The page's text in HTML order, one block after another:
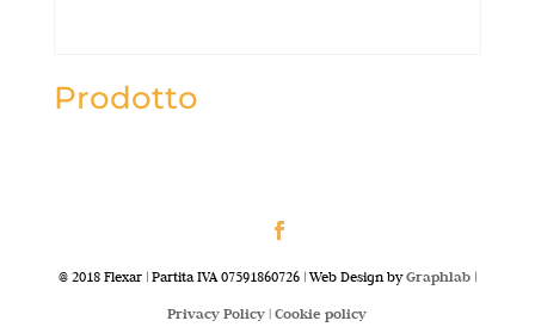
Prodotto
@ 2018 Flexar | Partita IVA 07591860726 | Web Design byGraphlab|
Privacy Policy |Cookie policy